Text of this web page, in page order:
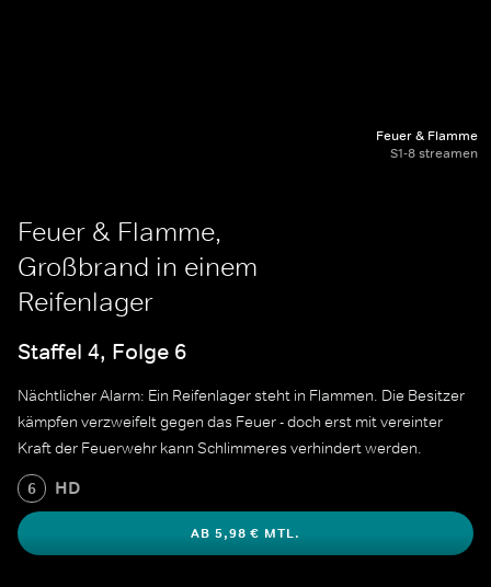
Feuer & Flamme
S1-8 streamen
Feuer & Flamme,
Großbrand in einem
Reifenlager
Staffel 4, Folge 6
Nächtlicher Alarm: Ein Reifenlager steht in Flammen. Die Besitzer
kämpfen verzweifelt gegen das Feuer - doch erst mit vereinter
Kraft der Feuerwehr kann Schlimmeres verhindert werden.
6 HD
AB 5,98 € MTL.